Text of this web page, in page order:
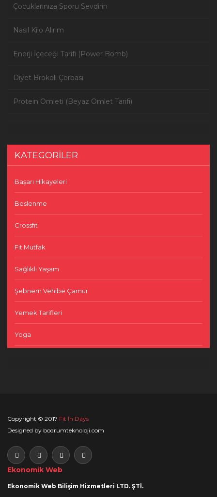
Çocuklarınıza Sporu Sevdirin
Nasıl Kilo Alırım
Enerji İçeceği Tarifi (Power Bomb)
Diyet Brokoli Çorbası
Protein Omleti (Beyaz Omlet Tarifi)
KATEGORILER
Başarı Hikayeleri
Beslenme
Crossfit
Fit Mutfak
Sağlıklı Yaşam
Şebnem Vehibe Çamur
Yemek Tarifleri
Yoga
Copyright © 2017 Fit In Days
Designed by bodrumteknoloji.com
Ekonomik Web
Ekonomik Web Bilişim Hizmetleri LTD. ŞTİ.